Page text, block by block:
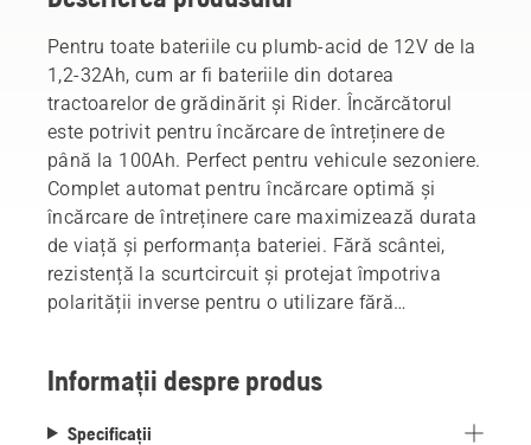
Pentru toate bateriile cu plumb-acid de 12V de la
1,2-32Ah, cum ar fi bateriile din dotarea
tractoarelor de grădinărit și Rider. Încărcătorul
este potrivit pentru încărcare de întreținere de
până la 100Ah. Perfect pentru vehicule sezoniere.
Complet automat pentru încărcare optimă și
încărcare de întreținere care maximizează durata
de viață și performanța bateriei. Fără scântei,
rezistență la scurtcircuit și protejat împotriva
polarității inverse pentru o utilizare fără
Utilizați împreună cu indicatorul de stare a
Informații despre produs
Specificații